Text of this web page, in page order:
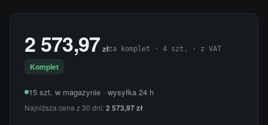
2 573,97 złza komplet · 4 szt. · z VAT
Komplet
15 szt. w magazynie · wysyłka 24 h
Najniższa cena z 30 dni:2 573,97 zł